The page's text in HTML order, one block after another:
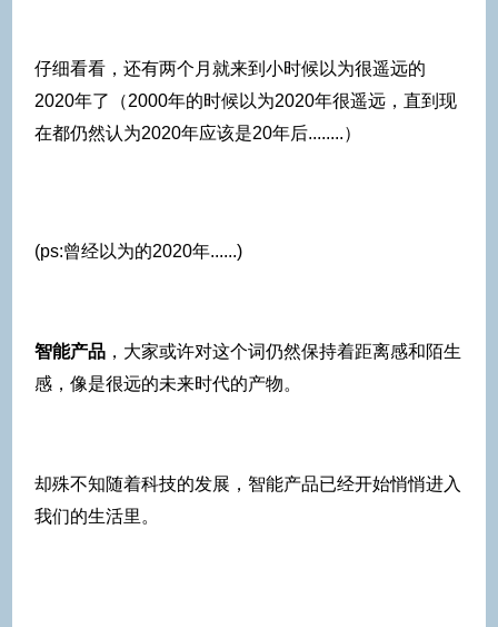
仔细看看，还有两个月就来到小时候以为很遥远的
2020年了（2000年的时候以为2020年很遥远，直到现
在都仍然认为2020年应该是20年后........）
(ps:曾经以为的2020年......)
智能产品 ，大家或许对这个词仍然保持着距离感和陌生
感，像是很远的未来时代的产物。
却殊不知随着科技的发展，智能产品已经开始悄悄进入
我们的生活里。